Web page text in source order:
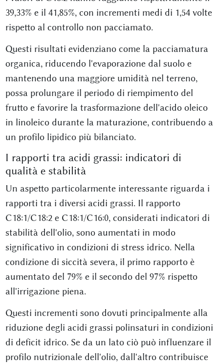
39,33% e il 41,85%, con incrementi medi di 1,54 volte
rispetto al controllo non pacciamato.
Questi risultati evidenziano come la pacciamatura
organica, riducendo l'evaporazione dal suolo e
mantenendo una maggiore umidità nel terreno,
possa prolungare il periodo di riempimento del
frutto e favorire la trasformazione dell'acido oleico
in linoleico durante la maturazione, contribuendo a
un profilo lipidico più bilanciato.
I rapporti tra acidi grassi: indicatori di
qualità e stabilità
Un aspetto particolarmente interessante riguarda i
rapporti tra i diversi acidi grassi. Il rapporto
C18:1/C18:2 e C18:1/C16:0, considerati indicatori di
stabilità dell'olio, sono aumentati in modo
significativo in condizioni di stress idrico. Nella
condizione di siccità severa, il primo rapporto è
aumentato del 79% e il secondo del 97% rispetto
all'irrigazione piena.
Questi incrementi sono dovuti principalmente alla
riduzione degli acidi grassi polinsaturi in condizioni
di deficit idrico. Se da un lato ciò può influenzare il
profilo nutrizionale dell'olio, dall'altro contribuisce